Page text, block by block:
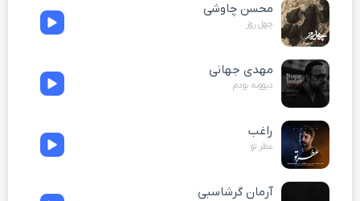
محسن چاوشی
چهل روز
مهدی جهانی
دیوونه بودم
راغب
عطر تو
آرمان گرشاسبی